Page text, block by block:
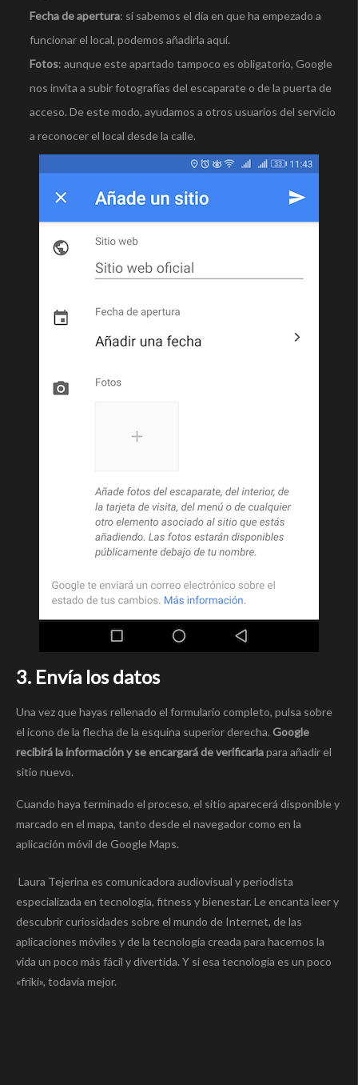
Fecha de apertura: si sabemos el día en que ha empezado a
funcionar el local, podemos añadirla aquí.
Fotos: aunque este apartado tampoco es obligatorio, Google
nos invita a subir fotografías del escaparate o de la puerta de
acceso. De este modo, ayudamos a otros usuarios del servicio
a reconocer el local desde la calle.
3. Envía los datos
Una vez que hayas rellenado el formulario completo, pulsa sobre
el icono de la flecha de la esquina superior derecha.Google
recibirá la información y se encargará de verificarlapara añadir el
sitio nuevo.
Cuando haya terminado el proceso, el sitio aparecerá disponible y
marcado en el mapa, tanto desde el navegador como en la
aplicación móvil de Google Maps.
Laura Tejerina es comunicadora audiovisual y periodista
especializada en tecnología, fitness y bienestar. Le encanta leer y
descubrir curiosidades sobre el mundo de Internet, de las
aplicaciones móviles y de la tecnología creada para hacernos la
vida un poco más fácil y divertida. Y si esa tecnología es un poco
«friki», todavía mejor.